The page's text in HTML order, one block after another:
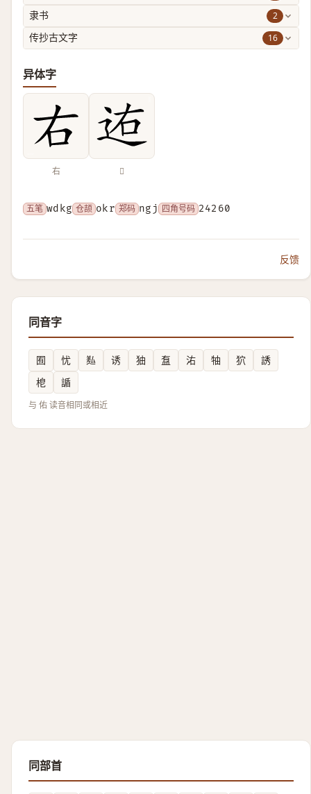
隶书 2
传抄古文字 16
异体字
右 𨒐
五笔 wdkg 仓颉 okr 郑码 ngj 四角号码 24260
反馈
同音字
囿 忧 㕗 诱 㹨 䀁 㳓 牰 狖
誘
梎
䛻
与 佑 读音相同或相近
同部首